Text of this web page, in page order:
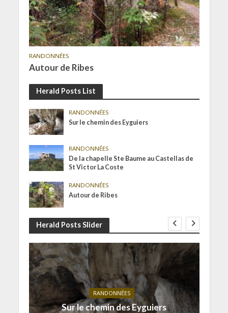
RANDONNÉES
Autour de Ribes
Herald Posts List
RANDONNÉES
Sur le chemin des Eyguiers
RANDONNÉES
De la chapelle Ste Baume au Castellas de
St Victor La Coste
RANDONNÉES
Autour de Ribes
Herald Posts Slider
RANDONNÉES
Sur le chemin des Eyguiers